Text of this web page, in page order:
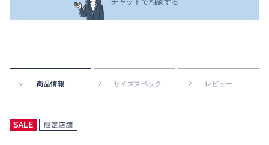
チャットで相談する
商品情報 サイズスペック レビュー